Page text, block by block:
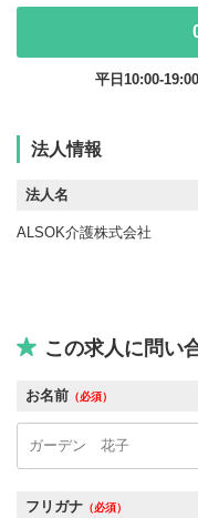
平日10:00-19:00
法人情報
法人名
ALSOK介護株式会社
この求人に問い
お名前 （必須）
フリガナ （必須）